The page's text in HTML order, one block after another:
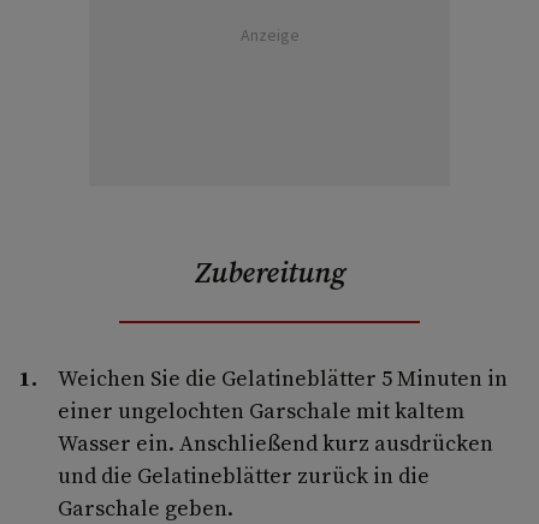
Anzeige
Zubereitung
Weichen Sie die Gelatineblätter 5 Minuten in
einer ungelochten Garschale mit kaltem
Wasser ein. Anschließend kurz ausdrücken
und die Gelatineblätter zurück in die
Garschale geben.